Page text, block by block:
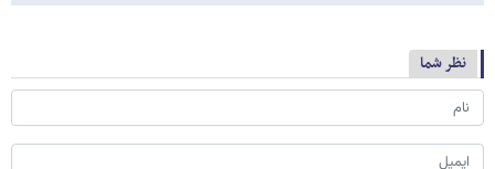
نظر شما